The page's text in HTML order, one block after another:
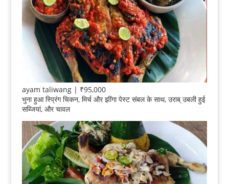
ayam taliwang | ₹95,000
भुना हुआ स्प्रिंग चिकन, मिर्च और झींगा पेस्ट संबल के साथ, उराब् उबली हुई
सब्जियां, और चावल